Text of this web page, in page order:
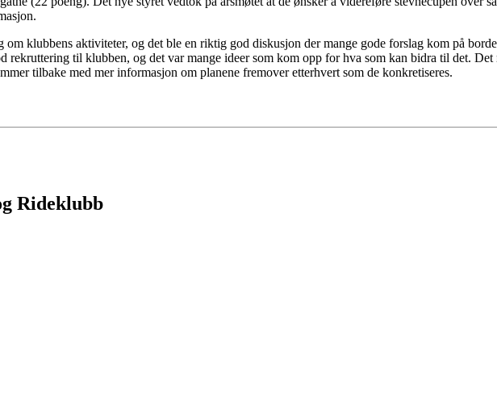
klubbens aktiviteter, og det ble en riktig god diskusjon der mange gode forslag kom på
rekruttering til klubben, og det var mange ideer som kom opp for hva som kan bidra til det. Det
tilbake med mer informasjon om planene fremover etterhvert som de konkretiseres.
Rideklubb